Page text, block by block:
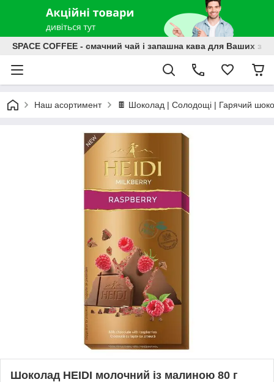
SPACE COFFEE - смачний чай і запашна кава для Ваших
Наш асортимент 🍫 Шоколад | Солодощі | Гарячий
Шоколад HEIDI молочний із малиною 80 г